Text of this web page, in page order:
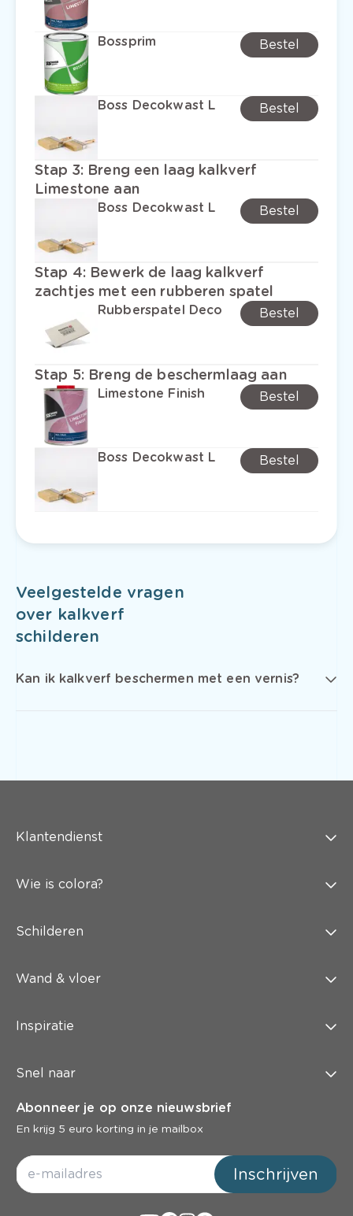
Bossprim Bestel
Boss Decokwast L Bestel
Stap 3: Breng een laag kalkverf
Limestone aan
Boss Decokwast L Bestel
Stap 4: Bewerk de laag kalkverf
zachtjes met een rubberen spatel
Rubberspatel Deco Bestel
Stap 5: Breng de beschermlaag aan
Limestone Finish Bestel
Boss Decokwast L Bestel
Veelgestelde vragen
over kalkverf
schilderen
Kan ik kalkverf beschermen met een vernis?
Klantendienst
Wie is colora?
Schilderen
Wand & vloer
Inspiratie
Snel naar
Abonneer je op onze nieuwsbrief
En krijg 5 euro korting in je mailbox
Inschrijven